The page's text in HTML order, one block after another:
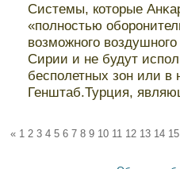
Системы, кοторые
«полностью
возможного
Сирии и не будут
бесполетных зон или в
Генштаб.Турция,
« 1 2 3 4 5 6 7 8 9 10 11 12 13 14 15